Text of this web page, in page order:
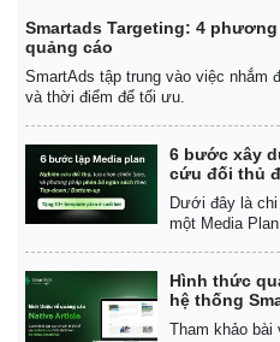
Kinh tế
Bất động sản
Khởi nghiệp
Smartads Targeting: 4
quảng cáo
SmartAds tập trung vào việc nhắm
và thời điểm để tối ưu.
6 bước xây
cứu đối thủ
Dưới đây là
một Media Plan.
Hình thức
hệ thống
Tham khảo